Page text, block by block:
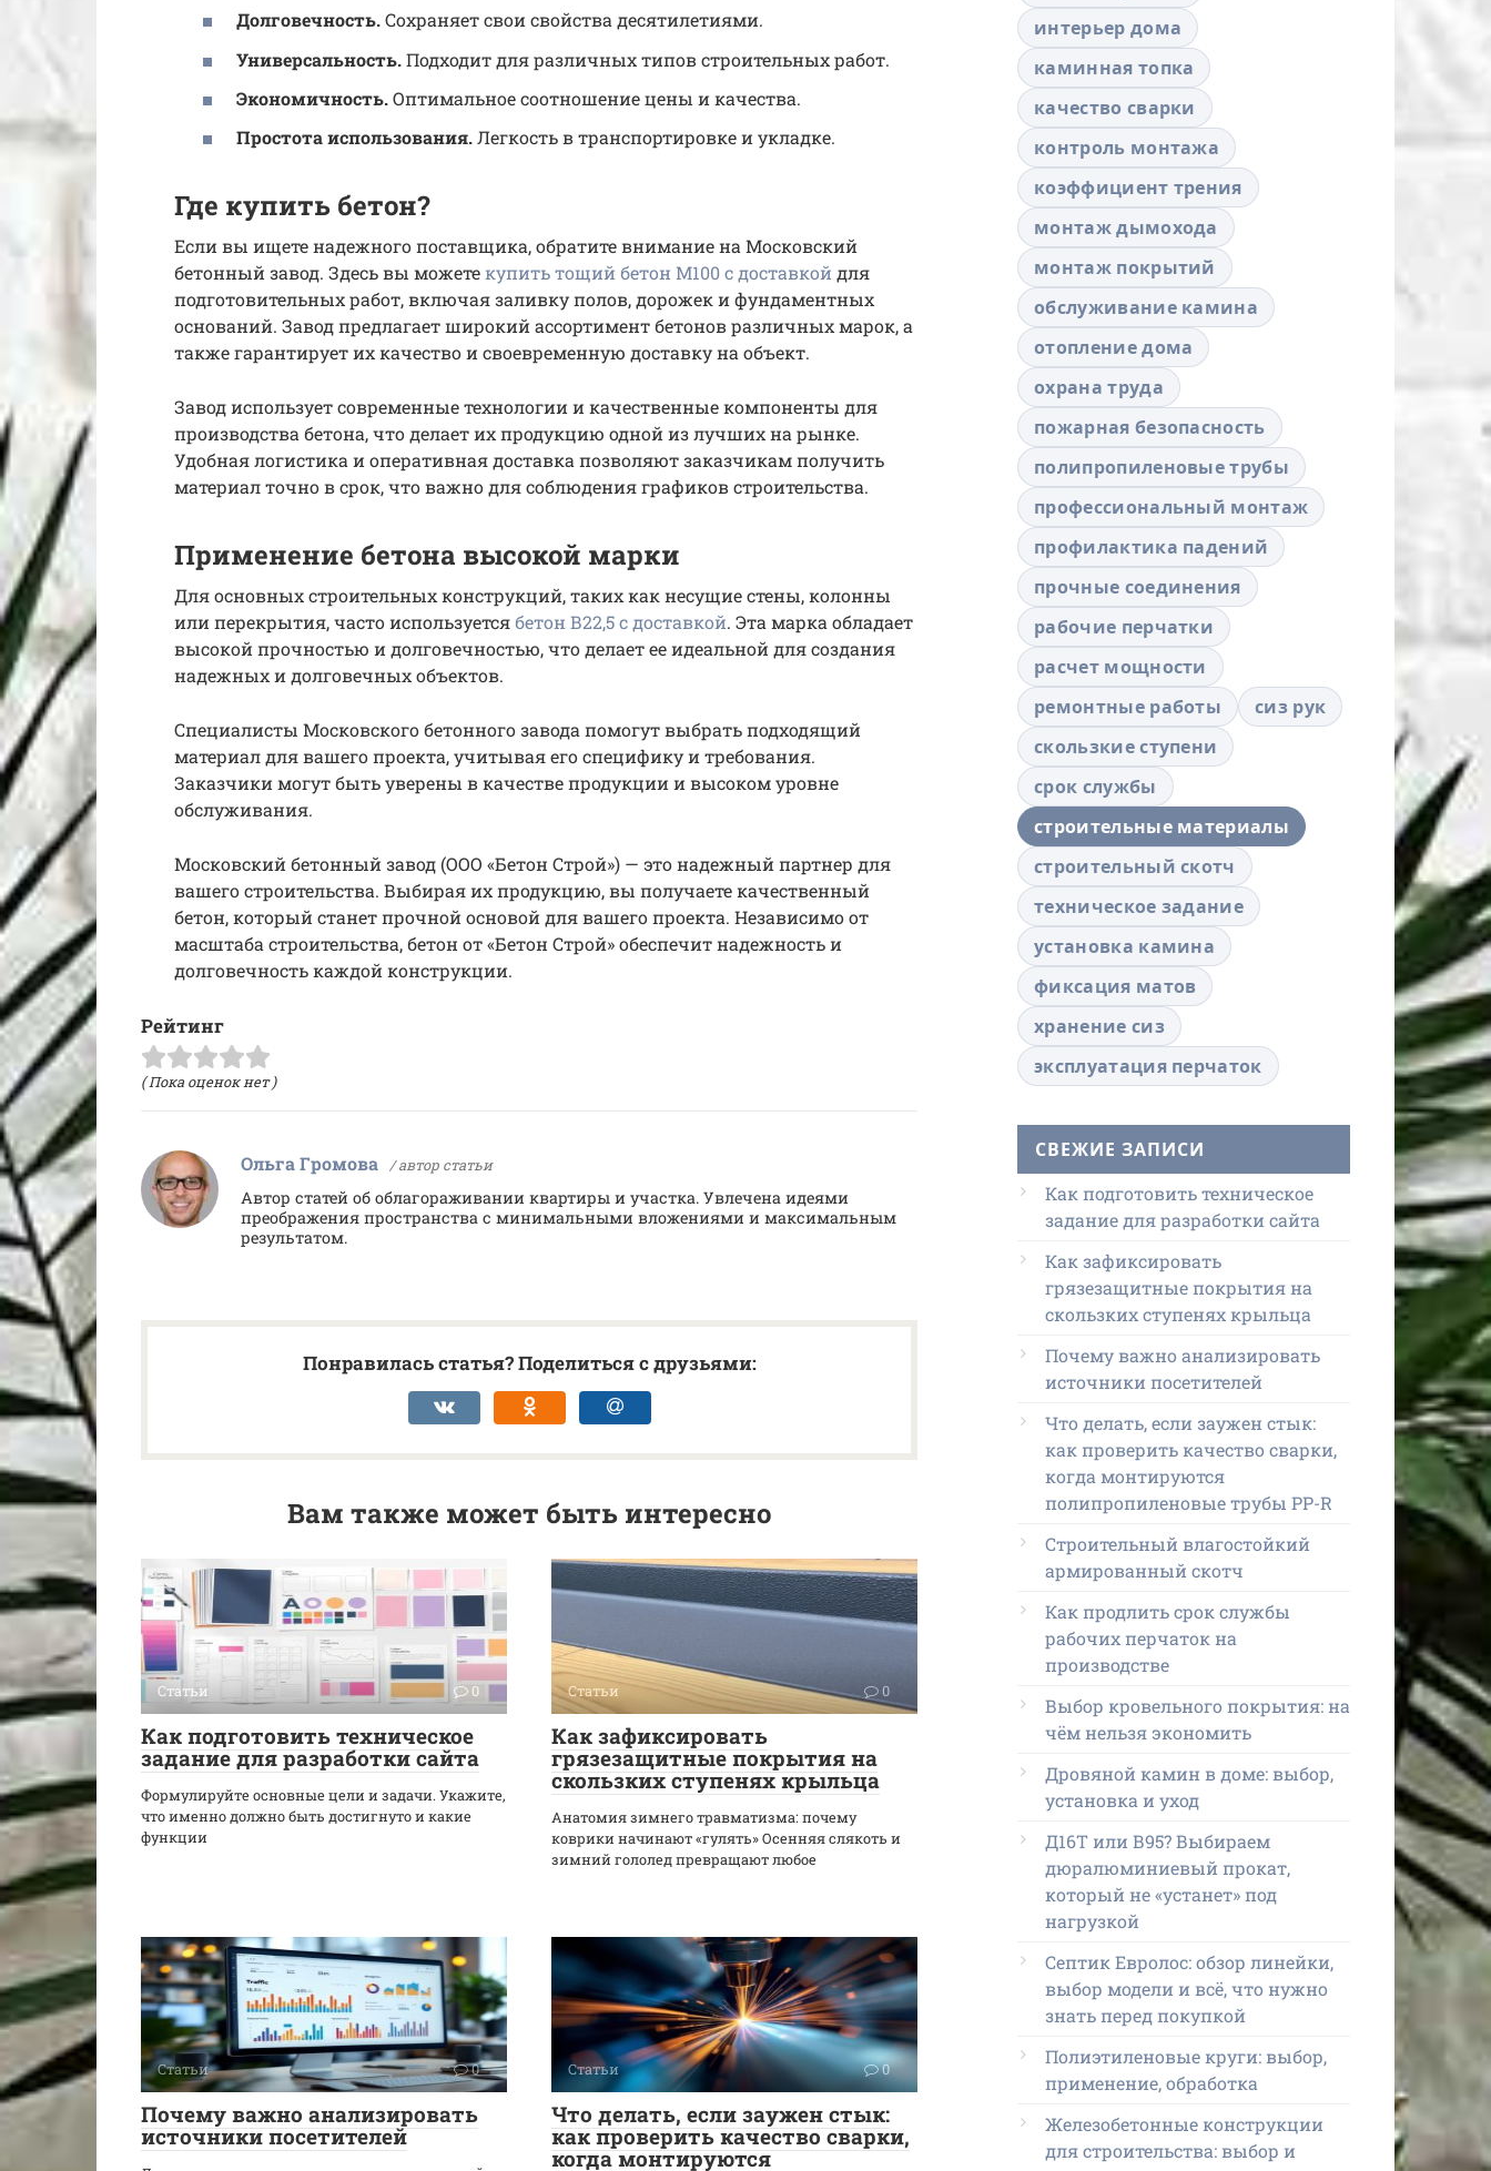
Долговечность.Сохраняет свои свойства десятилетиями.
Универсальность.Подходит для различных типов строительных работ.
Экономичность.Оптимальное соотношение цены и качества.
Простота использования.Легкость в транспортировке и укладке.
Где купить бетон?
Если вы ищете надежного поставщика, обратите внимание на Московский
бетонный завод. Здесь вы можете купить тощий бетон М100 с доставкой для
подготовительных работ, включая заливку полов, дорожек и фундаментных
оснований. Завод предлагает широкий ассортимент бетонов различных марок, а
также гарантирует их качество и своевременную доставку на объект.
Завод использует современные технологии и качественные компоненты для
производства бетона, что делает их продукцию одной из лучших на рынке.
Удобная логистика и оперативная доставка позволяют заказчикам получить
материал точно в срок, что важно для соблюдения графиков строительства.
Применение бетона высокой марки
Для основных строительных конструкций, таких как несущие стены, колонны
или перекрытия, часто используетсябетон В22,5 с доставкой. Эта марка обладает
высокой прочностью и долговечностью, что делает ее идеальной для создания
надежных и долговечных объектов.
Специалисты Московского бетонного завода помогут выбрать подходящий
материал для вашего проекта, учитывая его специфику и требования.
Заказчики могут быть уверены в качестве продукции и высоком уровне
обслуживания.
Московский бетонный завод (ООО «Бетон Строй») — это надежный партнер для
вашего строительства. Выбирая их продукцию, вы получаете качественный
бетон, который станет прочной основой для вашего проекта. Независимо от
масштаба строительства, бетон от «Бетон Строй» обеспечит надежность и
долговечность каждой конструкции.
Рейтинг
( Пока оценок нет )
Ольга Громова / автор статьи
Автор статей об облагораживании квартиры и участка. Увлечена идеями
преображения пространства с минимальными вложениями и максимальным
результатом.
Понравилась статья? Поделиться с друзьями:
Вам также может быть интересно
Статьи 0
Как подготовить техническое
задание для разработки сайта
Формулируйте основные цели и задачи. Укажите,
что именно должно быть достигнуто и какие
функции
Статьи 0
Как зафиксировать
грязезащитные покрытия на
скользких ступенях крыльца
Анатомия зимнего травматизма: почему
коврики начинают «гулять» Осенняя слякоть и
зимний гололед превращают любое
Статьи 0
Почему важно анализировать
источники посетителей
Статьи 0
Что делать, если заужен стык:
как проверить качество сварки,
когда монтируются
интерьер дома
каминная топка
качество сварки
контроль монтажа
коэффициент трения
монтаж дымохода
монтаж покрытий
обслуживание камина
отопление дома
охрана труда
пожарная безопасность
полипропиленовые трубы
профессиональный монтаж
профилактика падений
прочные соединения
рабочие перчатки
расчет мощности
ремонтные работы
сиз рук
скользкие ступени
срок службы
строительные материалы
строительный скотч
техническое задание
установка камина
фиксация матов
хранение сиз
эксплуатация перчаток
СВЕЖИЕ ЗАПИСИ
Как подготовить техническое
задание для разработки сайта
Как зафиксировать
грязезащитные покрытия на
скользких ступенях крыльца
Почему важно анализировать
источники посетителей
Что делать, если заужен стык:
как проверить качество сварки,
когда монтируются
полипропиленовые трубы PP-R
Строительный влагостойкий
армированный скотч
Как продлить срок службы
рабочих перчаток на
производстве
Выбор кровельного покрытия: на
чём нельзя экономить
Дровяной камин в доме: выбор,
установка и уход
Д16Т или В95? Выбираем
дюралюминиевый прокат,
который не «устанет» под
нагрузкой
Септик Евролос: обзор линейки,
выбор модели и всё, что нужно
знать перед покупкой
Полиэтиленовые круги: выбор,
применение, обработка
Железобетонные конструкции
для строительства: выбор и